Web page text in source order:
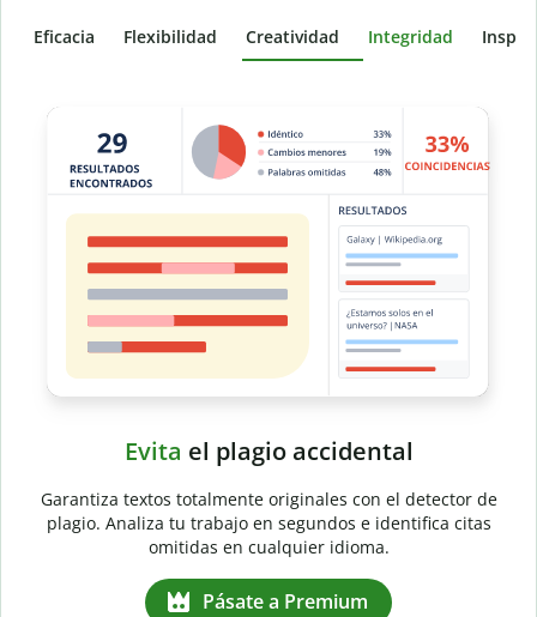
Eficacia Flexibilidad Creatividad Integridad
Slide 4 of 6
Evita el plagio accidental
Garantiza textos totalmente originales con el detector de
plagio. Analiza tu trabajo en segundos e identifica citas
omitidas en cualquier idioma.
Pásate a Premium